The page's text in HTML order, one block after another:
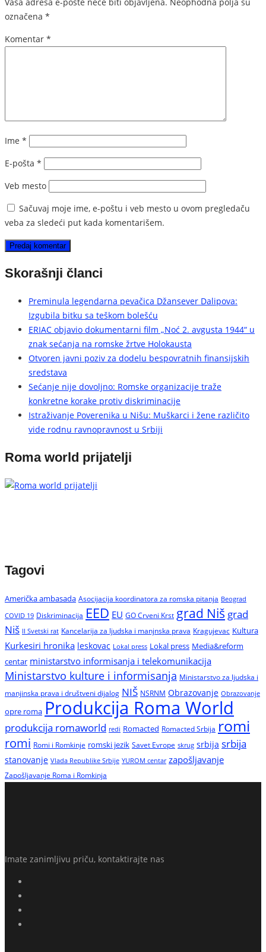
označena *
Komentar *
Ime *
E-pošta *
Veb mesto
Sačuvaj moje ime, e-poštu i veb mesto u ovom pregledaču
veba za sledeći put kada komentarišem.
Skorašnji članci
Preminula legendarna pevačica Džansever Dalipova:
Izgubila bitku sa teškom bolešću
ERIAC objavio dokumentarni film „Noć 2. avgusta 1944“ u
znak sećanja na romske žrtve Holokausta
Otvoren javni poziv za dodelu bespovratnih finansijskih
sredstava
Sećanje nije dovoljno: Romske organizacije traže
konkretne korake protiv diskriminacije
Istraživanje Poverenika u Nišu: Muškarci i žene različito
vide rodnu ravnopravnost u Srbiji
Roma world prijatelji
Tagovi
Američka ambasada Asocijacija koordinatora za romska pitanja Beograd
COVID 19 Diskriminacija EED EU GO Crveni Krst grad Niš grad
Niš II Svetski rat Kancelarija za ljudska i manjnska prava Kragujevac Kultura
Kurkesiri hronika leskovac Lokal press Lokal press Media&reform
centar ministarstvo informisanja i telekomunikacija
Ministarstvo kulture i informisanja Ministarstvo za ljudska i
manjinska prava i društveni dijalog NIŠ NSRNM Obrazovanje Obrazovanje
opre roma Produkcija Roma World
produkcija romaworld redi Romacted Romacted Srbija romi
romi Romi i Romkinje romski jezik Savet Evrope skrug srbija srbija
stanovanje Vlada Republike Srbije YUROM centar zapošljavanje
Zapošljavanje Roma i Romkinja
Imate zanimljivu priču, kontaktirajte nas